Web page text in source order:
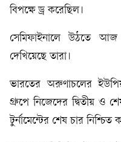
বিপক্ষে ড্র করেছিল।
সেমিফাইনালে উঠতে
দেখিয়েছে তারা।
ভারতের অরুণাচলের
গ্রুপে নিজেদের দ্বিতীয় ও
টুর্নামেন্টের শেষ চার নিশ্চিত